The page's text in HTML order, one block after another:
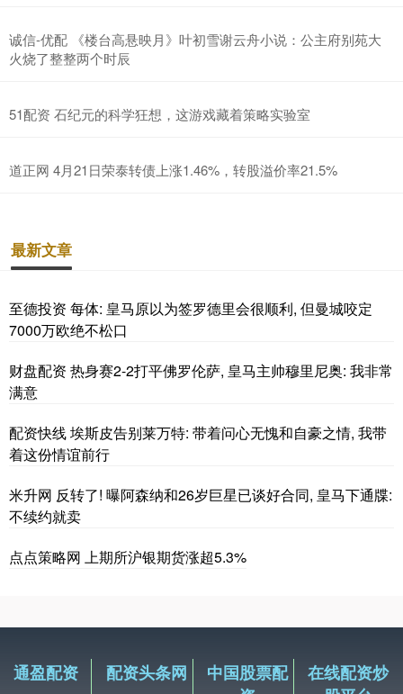
诚信-优配 《楼台高悬映月》叶初雪谢云舟小说：公主府别苑大
火烧了整整两个时辰
51配资 石纪元的科学狂想，这游戏藏着策略实验室
道正网 4月21日荣泰转债上涨1.46%，转股溢价率21.5%
最新文章
至德投资 每体: 皇马原以为签罗德里会很顺利, 但曼城咬定
7000万欧绝不松口
财盘配资 热身赛2-2打平佛罗伦萨, 皇马主帅穆里尼奥: 我非常
满意
配资快线 埃斯皮告别莱万特: 带着问心无愧和自豪之情, 我带
着这份情谊前行
米升网 反转了! 曝阿森纳和26岁巨星已谈好合同, 皇马下通牒:
不续约就卖
点点策略网 上期所沪银期货涨超5.3%
通盈配资 配资头条网
中国股票配
在线配资炒